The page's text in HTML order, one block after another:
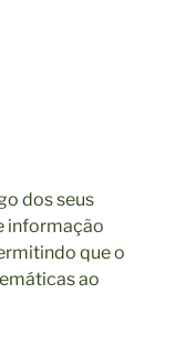
dos seus
informação
que o
ao